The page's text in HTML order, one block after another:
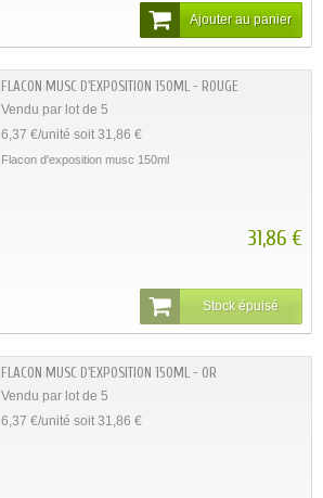
Ajouter au panier
FLACON MUSC D'EXPOSITION 150ML - ROUGE
Vendu par lot de 5
6,37 €/unité soit 31,86 €
Flacon d'exposition musc 150ml
31,86 €
Stock épuisé
FLACON MUSC D'EXPOSITION 150ML - OR
Vendu par lot de 5
6,37 €/unité soit 31,86 €